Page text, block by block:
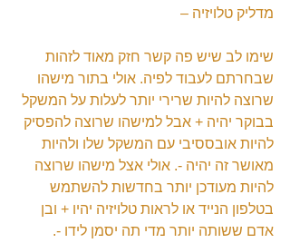
מדליק טלויזיה –
שימו לב שיש פה קשר חזק מאוד לזהות
שבחרתם לעבוד לפיה. אולי בתור מישהו
שרוצה להיות שרירי יותר לעלות על המשקל
בבוקר יהיה + אבל למישהו שרוצה להפסיק
להיות אובססיבי עם המשקל שלו ולהיות
מאושר זה יהיה -. אולי אצל מישהו שרוצה
להיות מעודכן יותר בחדשות להשתמש
בטלפון הנייד או לראות טלויזיה יהיו + ובן
אדם ששותה יותר מדי תה יסמן לידו -.